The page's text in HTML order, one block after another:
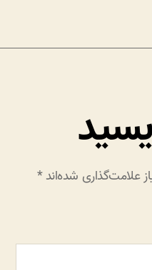
علامت‌گذاری شده‌اند*